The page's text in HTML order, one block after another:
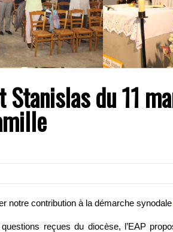
du 11
notre contribution à la démarche synodale
reçues du diocèse, l’EAP